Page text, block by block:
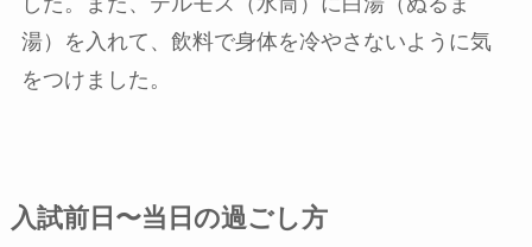
湯）を入れて、飲料で身体を冷やさないように気
をつけました。
入試前日〜当日の過ごし方